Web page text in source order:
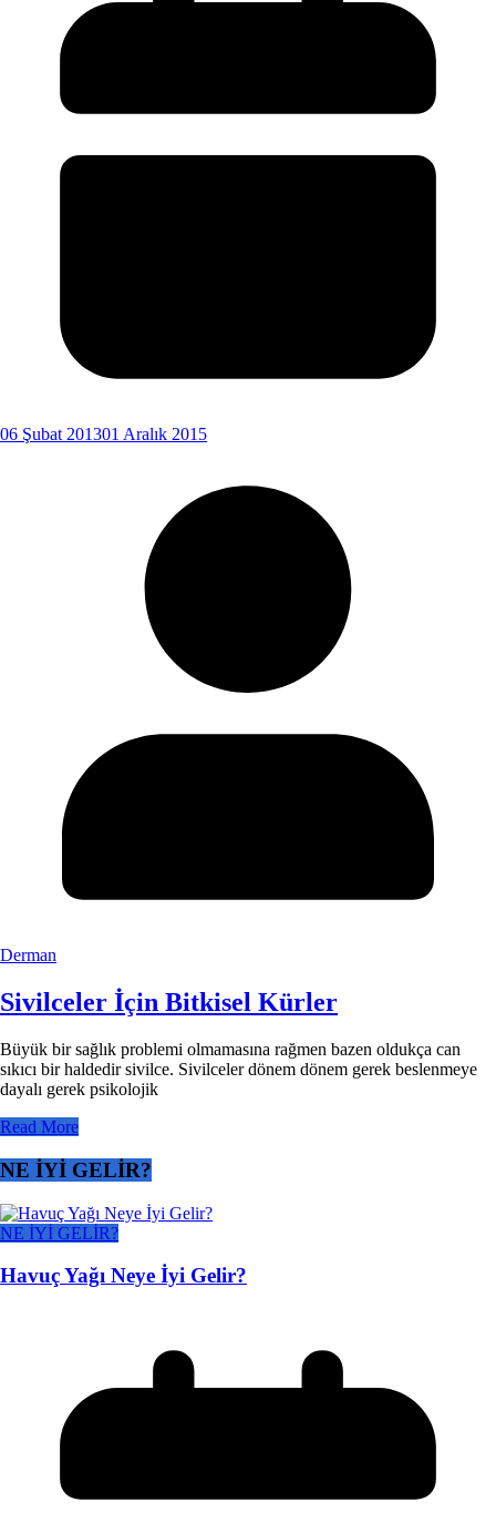
06 Şubat 201301 Aralık 2015
Derman
Sivilceler İçin Bitkisel Kürler
Büyük bir sağlık problemi olmamasına rağmen bazen oldukça can
sıkıcı bir haldedir sivilce. Sivilceler dönem dönem gerek beslenmeye
dayalı gerek psikolojik
Read More
NE İYİ GELİR?
NE İYİ GELİR?
Havuç Yağı Neye İyi Gelir?